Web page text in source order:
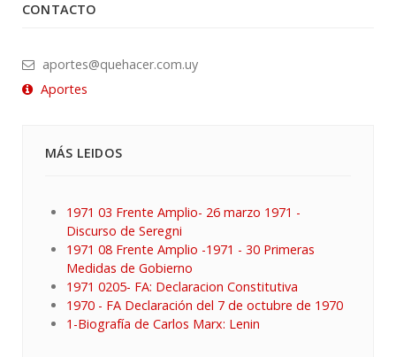
CONTACTO
aportes@quehacer.com.uy
Aportes
MÁS LEIDOS
1971 03 Frente Amplio- 26 marzo 1971 -
Discurso de Seregni
1971 08 Frente Amplio -1971 - 30 Primeras
Medidas de Gobierno
1971 0205- FA: Declaracion Constitutiva
1970 - FA Declaración del 7 de octubre de 1970
1-Biografía de Carlos Marx: Lenin